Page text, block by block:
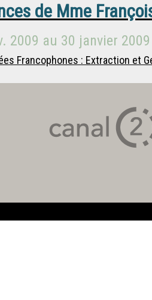
de Mme
2009 au 30 janvier 2009
Francophones : Extraction et